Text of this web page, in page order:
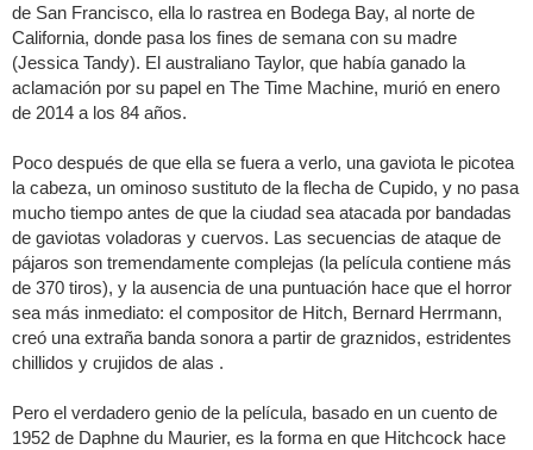
de San Francisco, ella lo rastrea en Bodega Bay, al norte de
California, donde pasa los fines de semana con su madre
(Jessica Tandy). El australiano Taylor, que había ganado la
aclamación por su papel en The Time Machine, murió en enero
de 2014 a los 84 años.
Poco después de que ella se fuera a verlo, una gaviota le picotea
la cabeza, un ominoso sustituto de la flecha de Cupido, y no pasa
mucho tiempo antes de que la ciudad sea atacada por bandadas
de gaviotas voladoras y cuervos. Las secuencias de ataque de
pájaros son tremendamente complejas (la película contiene más
de 370 tiros), y la ausencia de una puntuación hace que el horror
sea más inmediato: el compositor de Hitch, Bernard Herrmann,
creó una extraña banda sonora a partir de graznidos, estridentes
chillidos y crujidos de alas .
Pero el verdadero genio de la película, basado en un cuento de
1952 de Daphne du Maurier, es la forma en que Hitchcock hace